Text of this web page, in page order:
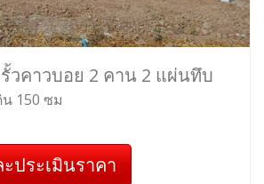
รั้วคาวบอย 2 คาน 2 แผ่นทึบ
150 ซม
ประเมินราคา